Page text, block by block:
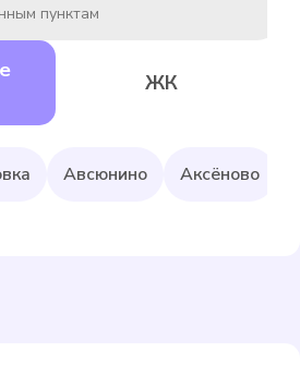
СВК-15ГМИ-80
Выбрать
ЖК
Авсюнино Аксёново